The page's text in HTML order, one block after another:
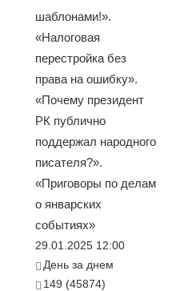
шаблонами!».
«Налоговая
перестройка без
права на ошибку».
«Почему президент
РК публично
поддержал народного
писателя?».
«Приговоры по делам
о январских
событиях»
29.01.2025 12:00
День за днем
149 (45874)